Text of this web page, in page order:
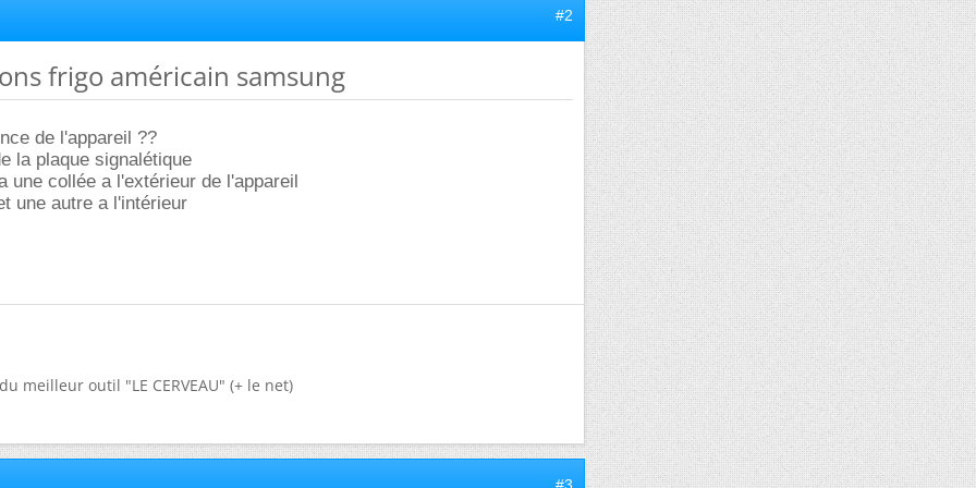
#2
frigo américain samsung
de l'appareil ??
la plaque signalétique
une collée a l'extérieur de l'appareil
une autre a l'intérieur
meilleur outil "LE CERVEAU" (+ le net)